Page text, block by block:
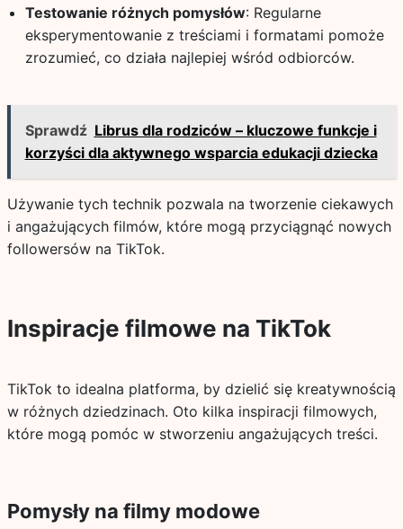
Testowanie różnych pomysłów: Regularne
eksperymentowanie z treściami i formatami pomoże
zrozumieć, co działa najlepiej wśród odbiorców.
Sprawdź Librus dla rodziców – kluczowe funkcje i
korzyści dla aktywnego wsparcia edukacji dziecka
Używanie tych technik pozwala na tworzenie ciekawych
i angażujących filmów, które mogą przyciągnąć nowych
followersów na TikTok.
Inspiracje filmowe na TikTok
TikTok to idealna platforma, by dzielić się kreatywnością
w różnych dziedzinach. Oto kilka inspiracji filmowych,
które mogą pomóc w stworzeniu angażujących treści.
Pomysły na filmy modowe